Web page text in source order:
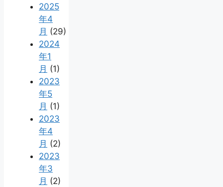
2025
年4
月 (29)
2024
年1
月 (1)
2023
年5
月 (1)
2023
年4
月 (2)
2023
年3
月 (2)